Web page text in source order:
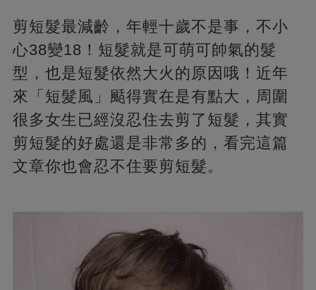
剪短髮最減齡，年輕十歲不是事，不小
心38變18！短髮就是可萌可帥氣的髮
型，也是短髮依然大火的原因哦！近年
來「短髮風」颳得實在是有點大，周圍
很多女生已經沒忍住去剪了短髮，其實
剪短髮的好處還是非常多的，看完這篇
文章你也會忍不住要剪短髮。